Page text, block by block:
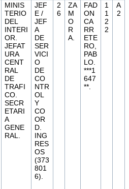
MINIS
TERIO
DEL
INTERI
OR.
JEFAT
URA
CENT
RAL
DE
TRAFI
CO.
SECR
ETARI
A
GENE
RAL.
JEF
E /
JEF
A
DE
SER
VICI
O
DE
CO
NTR
OL
Y
CO
OR
D.
ING
RES
OS
(373
801
6).
2
6
ZA
M
O
R
A.
FAD
ON
CA
RR
ETE
RO,
PAB
LO.
***1
647
**.
1
1
2
2
A
2